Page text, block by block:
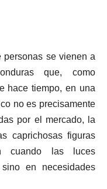
se vienen a
que, como
hace tiempo, en una
no es precisamente
por el mercado, la
caprichosas figuras
cuando las luces
en necesidades